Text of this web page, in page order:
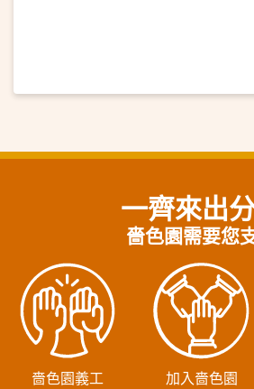
一齊來出
嗇色園需要您
嗇色園義工 加入嗇色園